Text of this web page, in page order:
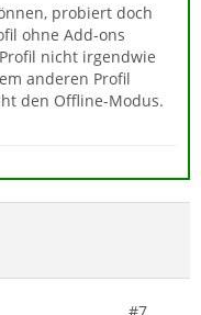
probiert doch
ohne Add-ons
nicht irgendwie
anderen Profil
den Offline-Modus.